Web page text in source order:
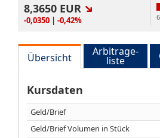
8,3650 EUR
-0,0350 | -0,42%
Übersicht Arbitrage-
liste
Kursdaten
Geld/Brief
Geld/Brief Volumen in Stück